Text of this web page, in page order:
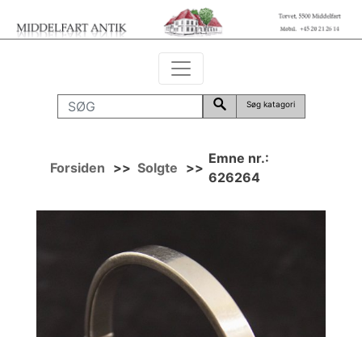
Søg katagori
Forsiden >> Solgte >>
Emne nr.:
626264